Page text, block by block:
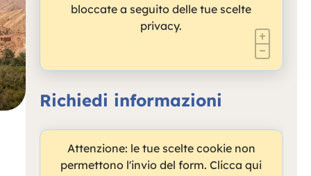
bloccate a seguito delle tue scelte
privacy.
Richiedi informazioni
Attenzione: le tue scelte cookie non
permettono l'invio del form. Clicca qui